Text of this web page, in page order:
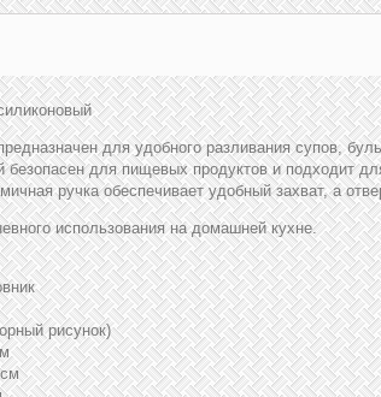
для удобного разливания супов,
безопасен для пищевых продуктов и подходит
ручка обеспечивает удобный захват, а
использования на домашней кухне.
рисунок)